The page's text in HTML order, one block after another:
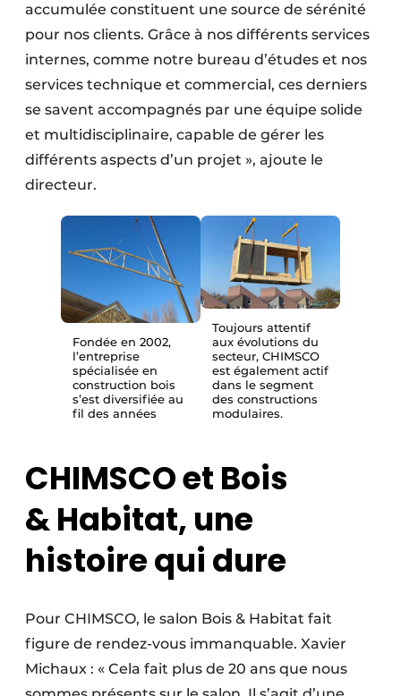
accumulée constituent une source de sérénité
pour nos clients. Grâce à nos différents services
internes, comme notre bureau d’études et nos
services technique et commercial, ces derniers
se savent accompagnés par une équipe solide
et multidisciplinaire, capable de gérer les
différents aspects d’un projet », ajoute le
directeur.
Fondée en 2002,
l’entreprise
spécialisée en
construction bois
s’est diversifiée au
fil des années
Toujours attentif
aux évolutions du
secteur, CHIMSCO
est également actif
dans le segment
des constructions
modulaires.
CHIMSCO et Bois
& Habitat, une
histoire qui dure
Pour CHIMSCO, le salon Bois & Habitat fait
figure de rendez-vous immanquable. Xavier
Michaux : « Cela fait plus de 20 ans que nous